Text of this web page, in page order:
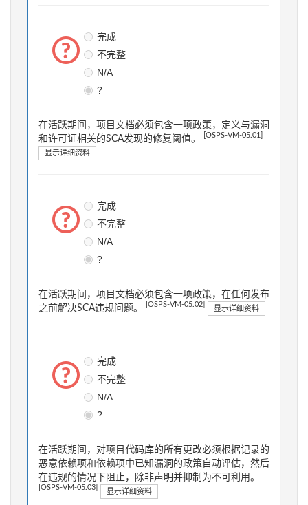
完成
不完整
N/A
?
在活跃期间，项目文档必须包含一项政策，定义与漏洞
和许可证相关的SCA发现的修复阈值。
[OSPS-VM-05.01]
显示详细资料
完成
不完整
N/A
?
在活跃期间，项目文档必须包含一项政策，在任何发布
之前解决SCA违规问题。
[OSPS-VM-05.02] 显示详细资料
完成
不完整
N/A
?
在活跃期间，对项目代码库的所有更改必须根据记录的
恶意依赖项和依赖项中已知漏洞的政策自动评估，然后
在违规的情况下阻止，除非声明并抑制为不可利用。
[OSPS-VM-05.03] 显示详细资料